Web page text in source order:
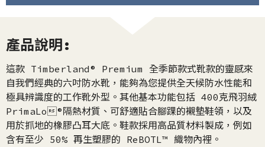
產品說明:
這款 Timberland® Premium 全季節款式靴款的靈感來
自我們經典的六吋防水靴，能夠為您提供全天候防水性能和
極具辨識度的工作靴外型。其他基本功能包括 400克飛羽絨
PrimaLo®隔熱材質、可舒適貼合腳踝的襯墊鞋領，以及
用於抓地的橡膠凸耳大底。鞋款採用高品質材料製成，例如
含有至少 50% 再生塑膠的 ReBOTL™ 織物內裡。